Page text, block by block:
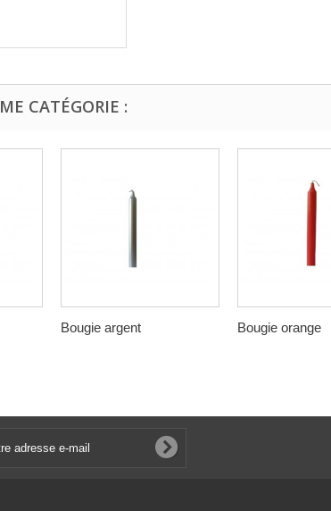
CATÉGORIE :
Bougie argent Bougie orange